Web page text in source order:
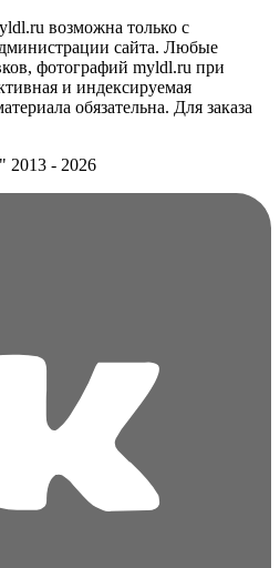
возможна только с
сайта. Любые
фотографий myldl.ru при
и индексируемая
обязательна. Для заказа
2013 - 2026